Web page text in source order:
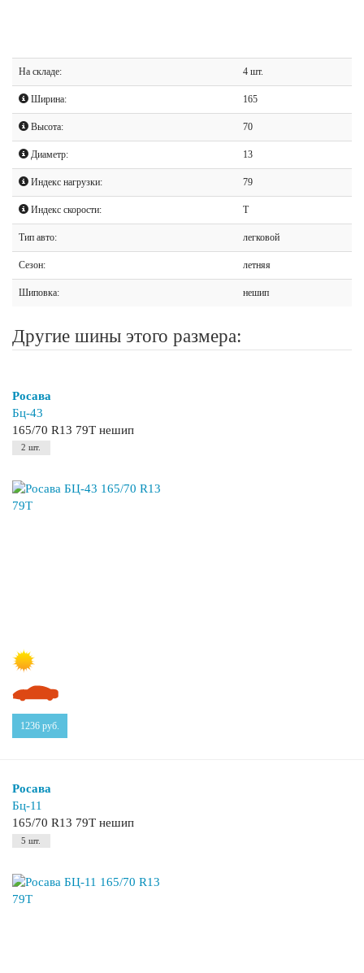
На складе: 4 шт.
Ширина: 165
Высота: 70
Диаметр: 13
Индекс нагрузки: 79
Индекс скорости: T
Тип авто: легковой
Сезон: летняя
Шиповка: нешип
Другие шины этого размера:
Росава
Бц-43
165/70 R13 79T нешип
2 шт.
1236 руб.
Росава
Бц-11
165/70 R13 79T нешип
5 шт.